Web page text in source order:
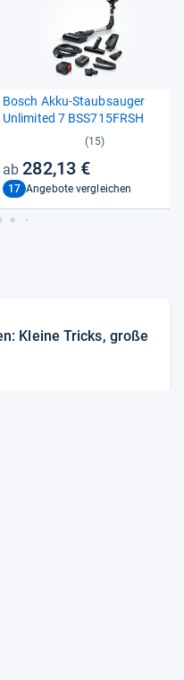
Bosch Akku-​Staub­sau­ger
Unlimi­ted 7 BSS715FRSH
(15)
282,13 €
17 Angebote vergleichen
Kleine Tricks, große